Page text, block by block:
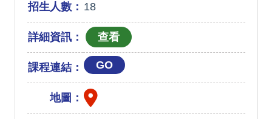
招生人數： 18
詳細資訊：
課程連結： GO
地圖：